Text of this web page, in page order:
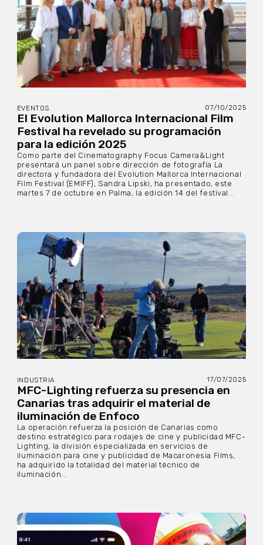
EVENTOS 07/10/2025
El Evolution Mallorca Internacional Film
Festival ha revelado su programación
para la edición 2025
Como parte del Cinematography Focus Camera&Light
presentará un panel sobre dirección de fotografía La
directora y fundadora del Evolution Mallorca Internacional
Film Festival (EMIFF), Sandra Lipski, ha presentado, este
martes 7 de octubre en Palma, la edición 14 del festival...
INDUSTRIA 17/07/2025
MFC-Lighting refuerza su presencia en
Canarias tras adquirir el material de
iluminación de Enfoco
La operación refuerza la posición de Canarias como
destino estratégico para rodajes de cine y publicidad MFC-
Lighting, la división especializada en servicios de
iluminación para cine y publicidad de Macaronesia Films,
ha adquirido la totalidad del material técnico de
iluminación...